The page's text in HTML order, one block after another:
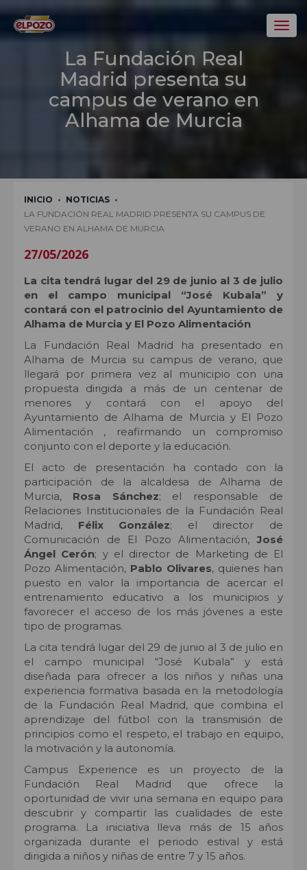
La Fundación Real
Madrid presenta su
campus de verano en
Alhama de Murcia
INICIO
NOTICIAS
LA FUNDACIÓN REAL MADRID PRESENTA SU CAMPUS DE
VERANO EN ALHAMA DE MURCIA
27/05/2026
La cita tendrá lugar del 29 de junio al 3 de julio
en el campo municipal “José Kubala” y
contará con el patrocinio del Ayuntamiento de
Alhama de Murcia y El Pozo Alimentación
La Fundación Real Madrid ha presentado en
Alhama de Murcia su campus de verano, que
llegará por primera vez al municipio con una
propuesta dirigida a más de un centenar de
menores y contará con el apoyo del
Ayuntamiento de Alhama de Murcia y El Pozo
Alimentación , reafirmando un compromiso
conjunto con el deporte y la educación.
El acto de presentación ha contado con la
participación de la alcaldesa de Alhama de
Murcia, Rosa Sánchez; el responsable de
Relaciones Institucionales de la Fundación Real
Madrid, Félix González; el director de
Comunicación de El Pozo Alimentación,José
Ángel Cerón; y el director de Marketing de El
Pozo Alimentación, Pablo Olivares, quienes han
puesto en valor la importancia de acercar el
entrenamiento educativo a los municipios y
favorecer el acceso de los más jóvenes a este
tipo de programas.
La cita tendrá lugar del 29 de junio al 3 de julio en
el campo municipal “José Kubala” y está
diseñada para ofrecer a los niños y niñas una
experiencia formativa basada en la metodología
de la Fundación Real Madrid, que combina el
aprendizaje del fútbol con la transmisión de
principios como el respeto, el trabajo en equipo,
la motivación y la autonomía.
Campus Experience es un proyecto de la
Fundación Real Madrid que ofrece la
oportunidad de vivir una semana en equipo para
descubrir y compartir las cualidades de este
programa. La iniciativa lleva más de 15 años
organizada durante el periodo estival y está
dirigida a niños y niñas de entre 7 y 15 años.